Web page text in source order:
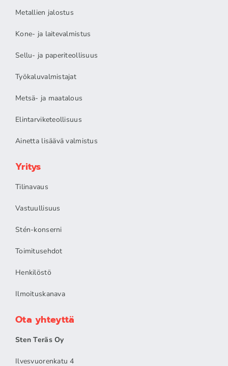
Metallien jalostus
Kone- ja laitevalmistus
Sellu- ja paperiteollisuus
Työkaluvalmistajat
Metsä- ja maatalous
Elintarviketeollisuus
Ainetta lisäävä valmistus
Yritys
Tilinavaus
Vastuullisuus
Stén-konserni
Toimitusehdot
Henkilöstö
Ilmoituskanava
Ota yhteyttä
Sten Teräs Oy
Ilvesvuorenkatu 4